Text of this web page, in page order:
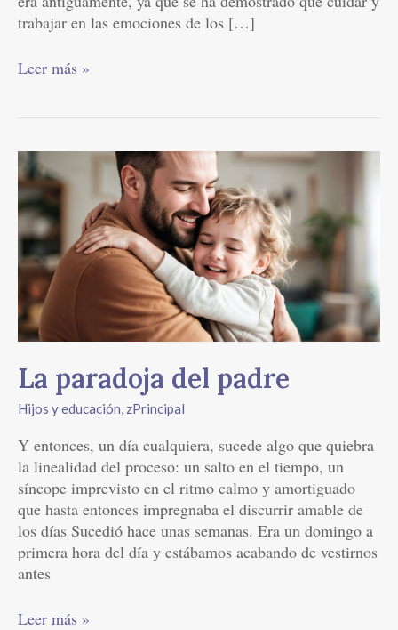
trabajar en las emociones de los […]
Leer más »
La paradoja del padre
Hijos y educación zPrincipal
Y entonces, un día cualquiera, sucede algo que quiebra
la linealidad del proceso: un salto en el tiempo, un
síncope imprevisto en el ritmo calmo y amortiguado
que hasta entonces impregnaba el discurrir amable de
los días Sucedió hace unas semanas. Era un domingo a
primera hora del día y estábamos acabando de vestirnos
antes
La
paradoja
del
padre
Leer más »